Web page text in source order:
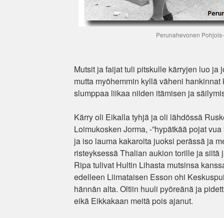
Perunahevonen
Mutsit ja faijat tuli pitskulle kärryjen luo
mutta myöhemmin kyllä väheni
slumppaa liikaa niiden itämisen ja
Kärry oli Eikalla tyhjä ja oli lähdössä
Loimukosken Jorma, -”hypätkää pojat
ja iso lauma kakaroita juoksi perässä ja
risteyksessä Thalian aukion torille ja
Ripa tulivat Hultin Lihasta mutsinsa
edelleen Liimataisen Esson ohi
hännän alta. Oltiin huuli pyöreänä ja
eikä Eikkakaan meitä pois ajanut.